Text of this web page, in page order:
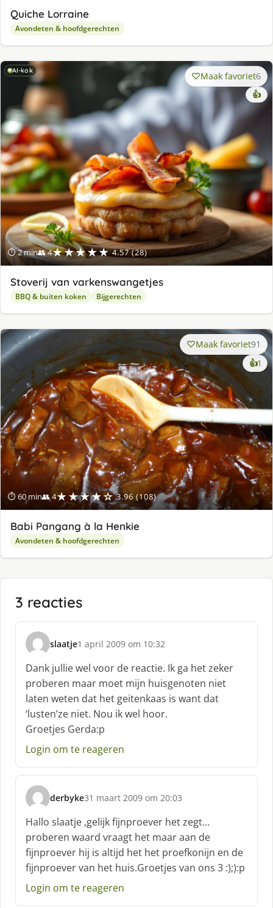
Quiche Lorraine
Avondeten & hoofdgerechten
AI-kok
⏱ 2 min👥 4★★★★★ 4.57 (28)
Maak favoriet6
👍
Stoverij van varkenswangetjes
BBQ & buiten koken Bijgerechten
⏱ 60 min👥 4★★★★☆ 3.96 (108)
Maak favoriet91
👍1
Babi Pangang à la Henkie
Avondeten & hoofdgerechten
3 reacties
slaatje
s
c
h
r
e
e
f
1 april 2009 om 10:32
Dank jullie wel voor de reactie. Ik ga het zeker
proberen maar moet mijn huisgenoten niet
laten weten dat het geitenkaas is want dat
‘lusten’ze niet. Nou ik wel hoor.
Groetjes Gerda:p
Login om te reageren
derbyke
s
c
h
r
e
e
:
31 maart 2009 om 20:03
Hallo slaatje ,gelijk fijnproever het zegt…
proberen waard vraagt het maar aan de
fijnproever hij is altijd het het proefkonijn en de
fijnproever van het huis.Groetjes van ons 3 :);):p
Login om te reageren